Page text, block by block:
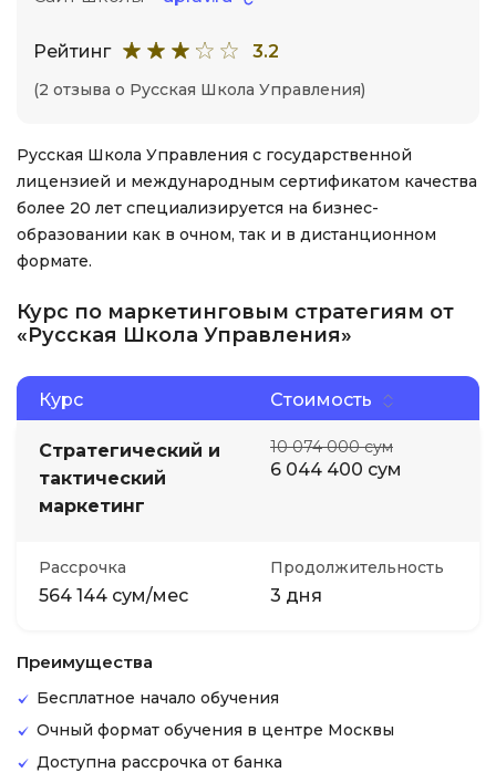
Рейтинг 3.2
(2 отзыва о Русская Школа Управления)
Русская Школа Управления с государственной
лицензией и международным сертификатом качества
более 20 лет специализируется на бизнес-
образовании как в очном, так и в дистанционном
формате.
Курс по маркетинговым стратегиям от
«Русская Школа Управления»
Курс Стоимость
Стратегический и
тактический
маркетинг
10 074 000 сум
6 044 400 сум
Рассрочка
564 144 сум/мес
Продолжительность
3 дня
Преимущества
Бесплатное начало обучения
Очный формат обучения в центре Москвы
Доступна рассрочка от банка